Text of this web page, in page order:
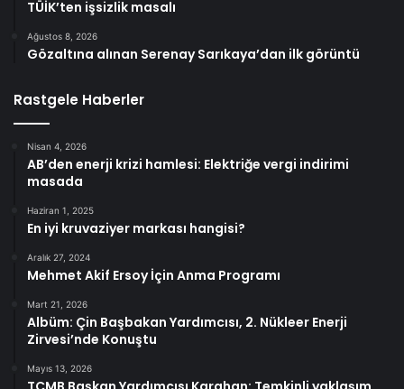
TÜİK’ten işsizlik masalı
Ağustos 8, 2026
Gözaltına alınan Serenay Sarıkaya’dan ilk görüntü
Rastgele Haberler
Nisan 4, 2026
AB’den enerji krizi hamlesi: Elektriğe vergi indirimi
masada
Haziran 1, 2025
En iyi kruvaziyer markası hangisi?
Aralık 27, 2024
Mehmet Akif Ersoy İçin Anma Programı
Mart 21, 2026
Albüm: Çin Başbakan Yardımcısı, 2. Nükleer Enerji
Zirvesi’nde Konuştu
Mayıs 13, 2026